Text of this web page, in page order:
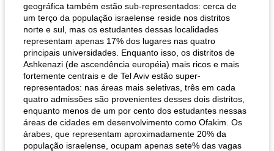
geográfica também estão sub-representados: cerca de
um terço da população israelense reside nos distritos
norte e sul, mas os estudantes dessas localidades
representam apenas 17% dos lugares nas quatro
principais universidades. Enquanto isso, os distritos de
Ashkenazi (de ascendência européia) mais ricos e mais
fortemente centrais e de Tel Aviv estão super-
representados: nas áreas mais seletivas, três em cada
quatro admissões são provenientes desses dois distritos,
enquanto menos de um por cento dos estudantes nessas
áreas de cidades em desenvolvimento como Ofakim. Os
árabes, que representam aproximadamente 20% da
população israelense, ocupam apenas sete% das vagas